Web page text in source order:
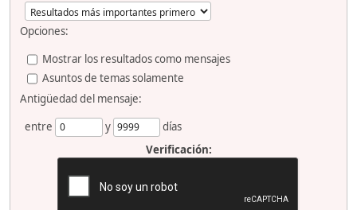
Opciones:
Mostrar los resultados como mensajes
Asuntos de temas solamente
Antigüedad del mensaje:
entre
y
días
Verificación: